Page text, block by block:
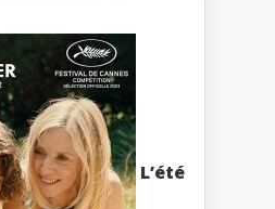
L’été